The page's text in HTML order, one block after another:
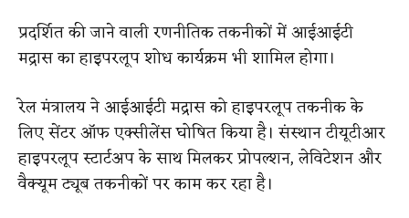
प्रदर्शित की जाने वाली रणनीतिक तकनीकों में आईआईटी
मद्रास का हाइपरलूप शोध कार्यक्रम भी शामिल होगा।
रेल मंत्रालय ने आईआईटी मद्रास को हाइपरलूप तकनीक के
लिए सेंटर ऑफ एक्सीलेंस घोषित किया है। संस्थान टीयूटीआर
हाइपरलूप स्टार्टअप के साथ मिलकर प्रोपल्शन, लेविटेशन और
वैक्यूम ट्यूब तकनीकों पर काम कर रहा है।